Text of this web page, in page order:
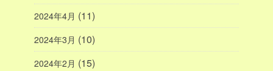
2024年4月 (11)
2024年3月 (10)
2024年2月 (15)